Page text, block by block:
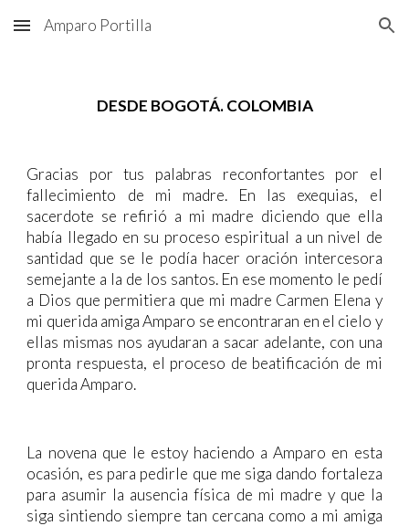
Skip to main content Skip to navigation
Amparo Portilla
DESDE BOGOTÁ. COLOMBIA
Gracias por tus palabras reconfortantes por el
fallecimiento de mi madre. En las exequias, el
sacerdote se refirió a mi madre diciendo que ella
había llegado en su proceso espiritual a un nivel de
santidad que se le podía hacer oración intercesora
semejante a la de los santos. En ese momento le pedí
a Dios que permitiera que mi madre Carmen Elena y
mi querida amiga Amparo se encontraran en el cielo y
ellas mismas nos ayudaran a sacar adelante, con una
pronta respuesta, el proceso de beatificación de mi
querida Amparo.
La novena que le estoy haciendo a Amparo en esta
ocasión, es para pedirle que me siga dando fortaleza
para asumir la ausencia física de mi madre y que la
siga sintiendo siempre tan cercana como a mi amiga